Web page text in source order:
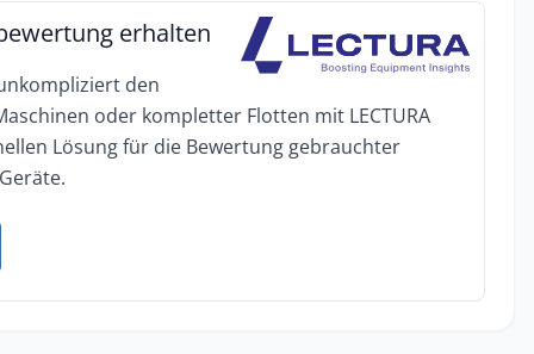
erhalten
den
oder kompletter Flotten mit LECTURA
Lösung für die Bewertung gebrauchter